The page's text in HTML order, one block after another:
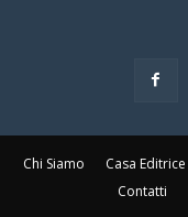
Chi Siamo Casa Editrice
Contatti